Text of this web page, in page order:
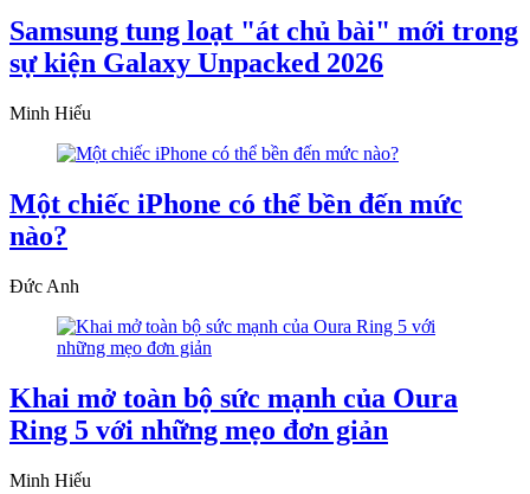
Samsung tung loạt "át chủ bài" mới trong
sự kiện Galaxy Unpacked 2026
Minh Hiếu
Một chiếc iPhone có thể bền đến mức
nào?
Đức Anh
Khai mở toàn bộ sức mạnh của Oura
Ring 5 với những mẹo đơn giản
Minh Hiếu